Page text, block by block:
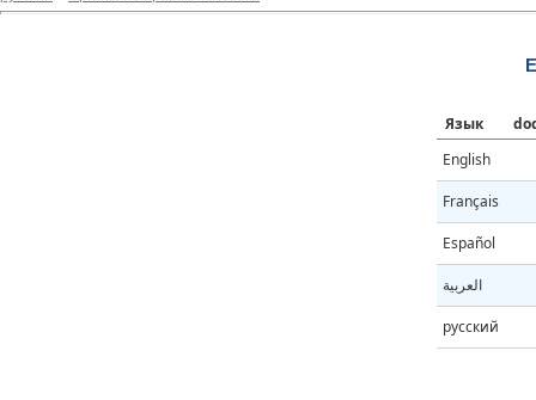
Язык
English
Français
Español
العربية
русский